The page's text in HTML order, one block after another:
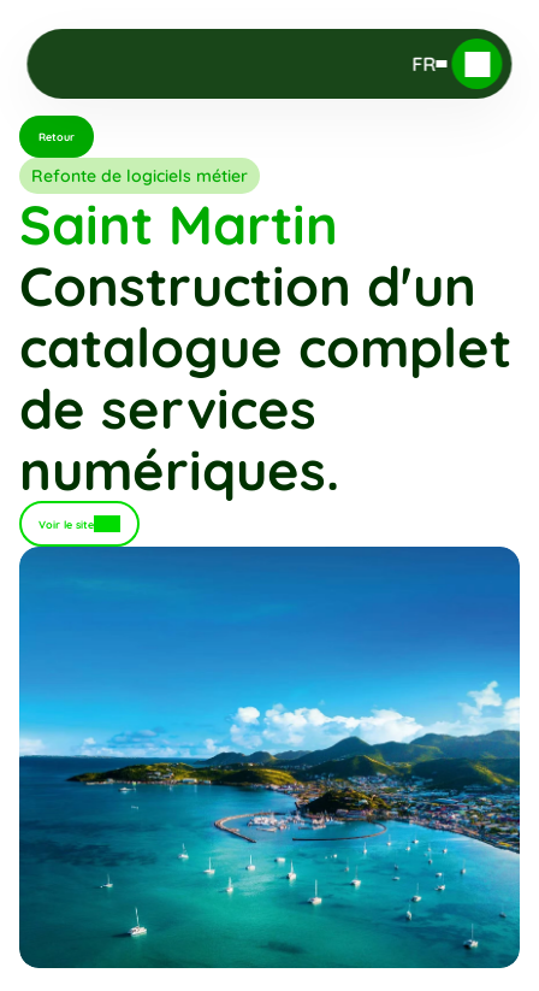
FR
Retour
Refonte de logiciels métier
Saint Martin
Construction d'un
catalogue complet
de services
numériques.
Voir le site